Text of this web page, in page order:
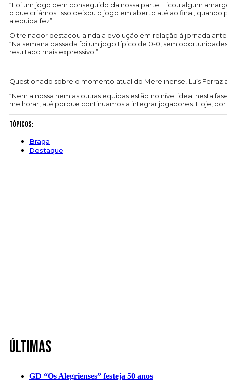
“Foi um jogo bem conseguido da nossa parte. Ficou algum
o que criámos. Isso deixou o jogo em aberto até ao final,
a equipa fez”.
O treinador destacou ainda a evolução em relação à jornada
“Na semana passada foi um jogo típico de 0-0, sem
resultado mais expressivo.”
Questionado sobre o momento atual do Merelinense, Luís
“Nem a nossa nem as outras equipas estão no nível ideal nesta
melhorar, até porque continuamos a integrar jogadores. Hoje,
Tópicos:
Braga
Destaque
Últimas
GD “Os Alegrienses” festeja 50 anos